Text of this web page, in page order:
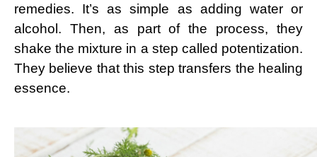
remedies. It’s as simple as adding water or
alcohol. Then, as part of the process, they
shake the mixture in a step called potentization.
They believe that this step transfers the healing
essence.